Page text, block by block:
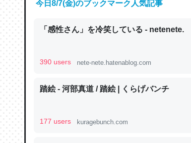
やすく強くなりそう
の600分の1程度。
─ニュース :: 【研究発表】昆虫学の大問題＝「昆虫
今日8/7(金)のブックマーク人気記事
「感性さん」を冷笑している - netenete.
390 users nete-nete.hatenablog.com
踏絵 - 河部真道 / 踏絵 | くらげバンチ
177 users kuragebunch.com